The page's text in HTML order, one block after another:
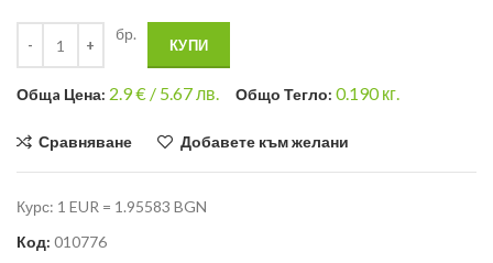
бр.
КУПИ
Общa Цена: 2.9€ / 5.67 лв. Общо Тегло: 0.190кг.
Сравняване Добавете към желани
Курс: 1 EUR = 1.95583 BGN
Код: 010776